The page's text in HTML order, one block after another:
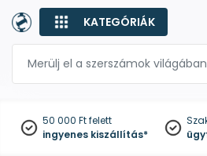
KATEGÓRIÁK
50 000 Ft felett
ingyenes kiszállítás*